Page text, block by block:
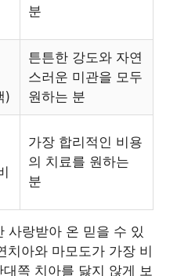
분
)
튼튼한 강도와 자연
스러운 미관을 모두
원하는 분
가장 합리적인 비용
의 치료를 원하는
분
사랑받아 온 믿을 수 있
치아와 마모도가 가장 비
쪽 치아를 닳지 않게 보